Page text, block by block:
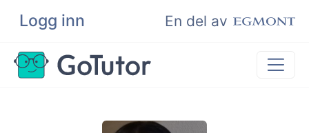
Logg inn En del av
Søk
Privatundervisning